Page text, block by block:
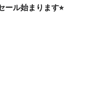
ール始まります⭐︎